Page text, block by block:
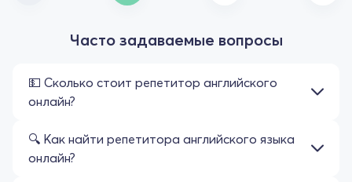
Часто задаваемые вопросы
💵 Сколько стоит репетитор английского
онлайн?
🔍 Как найти репетитора английского языка
онлайн?